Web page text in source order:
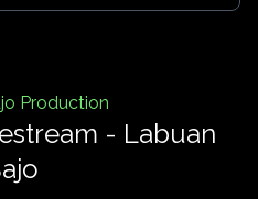
Production
- Labuan